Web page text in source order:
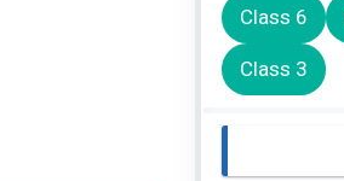
Class 6
Class 3